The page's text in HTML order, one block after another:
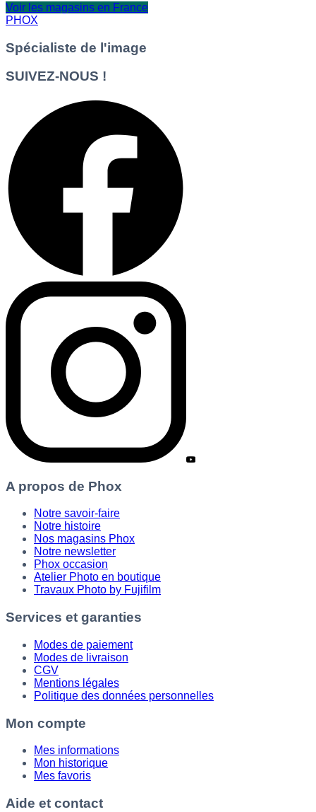
Voir les magasins en France
PHOX
Spécialiste de l'image
SUIVEZ-NOUS !
A propos de Phox
Notre savoir-faire
Notre histoire
Nos magasins Phox
Notre newsletter
Phox occasion
Atelier Photo en boutique
Travaux Photo by Fujifilm
Services et garanties
Modes de paiement
Modes de livraison
CGV
Mentions légales
Politique des données personnelles
Mon compte
Mes informations
Mon historique
Mes favoris
Aide et contact